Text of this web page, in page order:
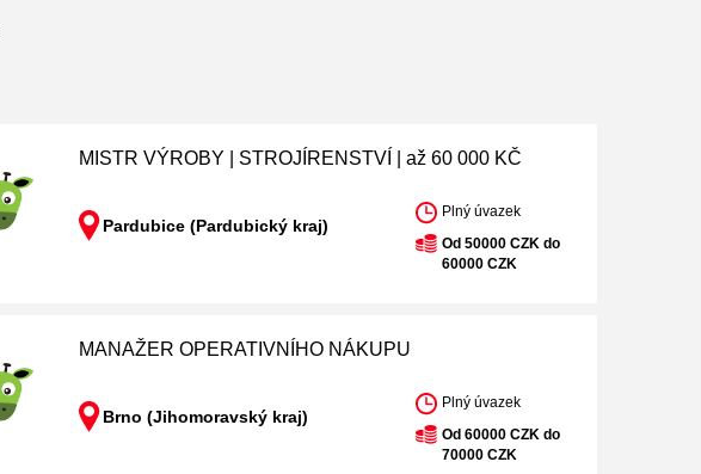
MISTR VÝROBY | STROJÍRENSTVÍ | až 60 000 KČ
Pardubice (Pardubický kraj)
Plný úvazek
Od 50000 CZK do
60000 CZK
MANAŽER OPERATIVNÍHO NÁKUPU
Brno (Jihomoravský kraj)
Plný úvazek
Od 60000 CZK do
70000 CZK